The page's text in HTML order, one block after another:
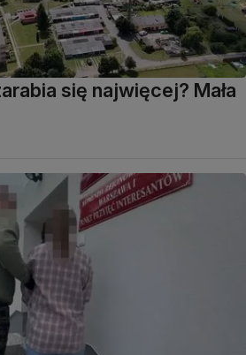
się najwięcej? Mała